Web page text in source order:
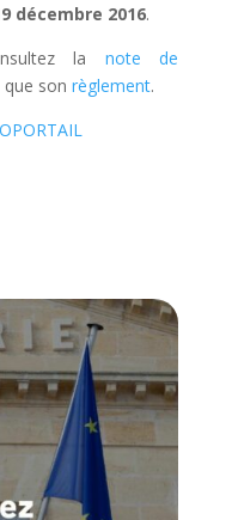
décembre 2016.
la
note de
son règlement.